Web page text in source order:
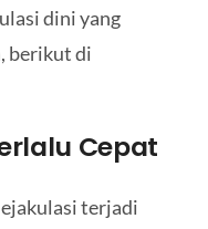
dini yang
berikut di
Cepat
terjadi